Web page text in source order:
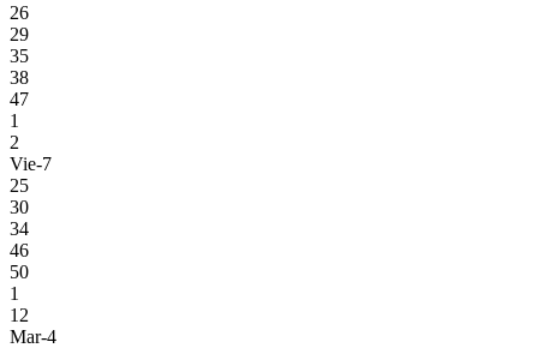
26
29
35
38
47
1
2
Vie-7
25
30
34
46
50
1
12
Mar-4